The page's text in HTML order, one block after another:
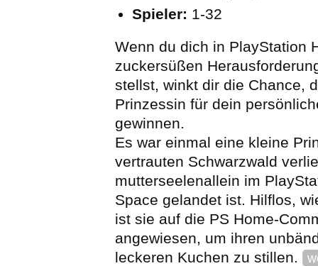
Spieler: 1-32
Wenn du dich in PlayStation
zuckersüßen
stellst, winkt dir die Chance,
Prinzessin für dein
gewinnen.
Es war einmal eine kleine
vertrauten Schwarzwald
mutterseelenallein im
Space gelandet ist. Hilflos,
ist sie auf die PS Home-
angewiesen, um ihren
leckeren Kuchen zu stillen.